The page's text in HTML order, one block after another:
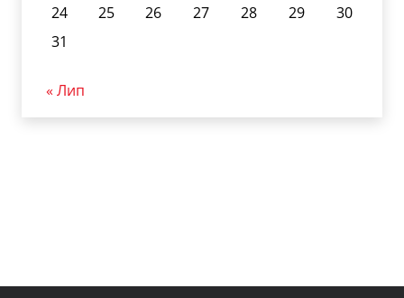
24
25 26 27 28 29
30
31
« Лип